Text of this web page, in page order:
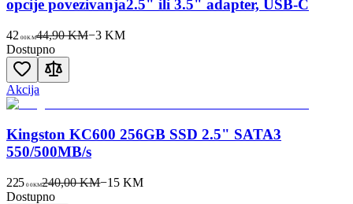
opcije povezivanja2.5" ili 3.5" adapter, USB-C
42 00KM44,90 KM−3KM
Dostupno
Akcija
Kingston KC600 256GB SSD 2.5" SATA3
550/500MB/s
225 00KM240,00 KM−15 KM
Dostupno